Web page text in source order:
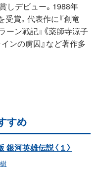
しデビュー。1988年
受賞。代表作に『創竜
ーン戦記』《薬師寺涼子
ンの虜囚』など著作多
すめ
銀河英雄伝説〈１〉